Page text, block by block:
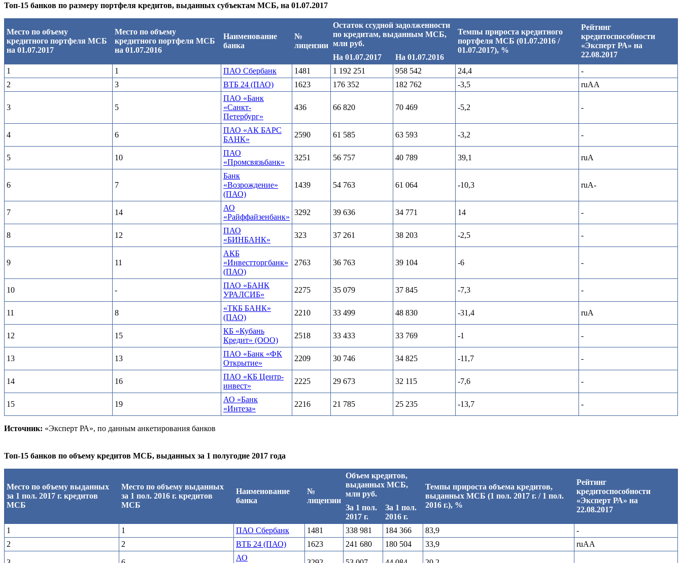
Топ-15 банков по размеру портфеля кредитов, выданных субъектам МСБ, на 01.07.2017
Место по объему
кредитного портфеля МСБ
на 01.07.2017
Место по объему
кредитного портфеля МСБ
на 01.07.2016
Наименование
банка
№
лицензии
Остаток ссудной задолженности
по кредитам, выданным МСБ,
млн руб.
Темпы прироста кредитного
портфеля МСБ (01.07.2016 /
01.07.2017), %
Рейтинг
кредитоспособности
«Эксперт РА» на
22.08.2017
На 01.07.2017
На 01.07.2016
1
1 ПАО Сбербанк 1481 1 192 251 958 542 24,4
-
2
3 ВТБ 24 (ПАО) 1623 176 352 182 762 -3,5 ruAA
3 5
ПАО «Банк
«Санкт-
Петербург»
436 66 820 70 469 -5,2 -
4 6
ПАО «АК БАРС
БАНК»
2590 61 585 63 593 -3,2 -
5 10
ПАО
«Промсвязьбанк»
3251 56 757 40 789 39,1 ruA
6 7
Банк
«Возрождение»
(ПАО)
1439 54 763 61 064 -10,3 ruA-
7 14
АО
«Райффайзенбанк»
3292 39 636 34 771 14 -
8 12
ПАО
«БИНБАНК»
323 37 261 38 203 -2,5 -
9 11
АКБ
«Инвестторгбанк»
(ПАО)
2763 36 763 39 104 -6 -
10 -
ПАО «БАНК
УРАЛСИБ»
2275 35 079 37 845 -7,3 -
11 8
«ТКБ БАНК»
(ПАО)
2210 33 499 48 830 -31,4 ruA
12 15
КБ «Кубань
Кредит» (ООО)
2518 33 433 33 769 -1 -
13 13
ПАО «Банк «ФК
Открытие»
2209 30 746 34 825 -11,7 -
14 16
ПАО «КБ Центр-
инвест»
2225 29 673 32 115 -7,6 -
15 19
АО «Банк
«Интеза»
2216 21 785 25 235 -13,7 -
Источник: «Эксперт РА», по данным анкетирования банков
Топ-15 банков по объему кредитов МСБ, выданных за 1 полугодие 2017 года
Место по объему выданных
за 1 пол. 2017 г. кредитов
МСБ
Место по объему выданных
за 1 пол. 2016 г. кредитов
МСБ
Наименование
банка
№
лицензии
Объем кредитов,
выданных МСБ,
млн руб.
Темпы прироста объема кредитов,
выданных МСБ (1 пол. 2017 г. / 1 пол.
2016 г.), %
Рейтинг
кредитоспособности
«Эксперт РА» на
22.08.2017
За 1 пол.
2017 г.
За 1 пол.
2016 г.
1
1 ПАО Сбербанк 1481 338 981 184 366 83,9
-
2
2 ВТБ 24 (ПАО) 1623 241 680 180 504 33,9 ruAA
АО